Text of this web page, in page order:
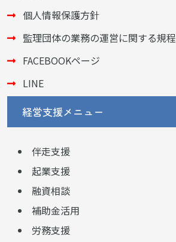
個人情報保護方針
監理団体の業務の運営に関する規程
FACEBOOKページ
LINE
経営支援メニュー
伴走支援
起業支援
融資相談
補助金活用
労務支援